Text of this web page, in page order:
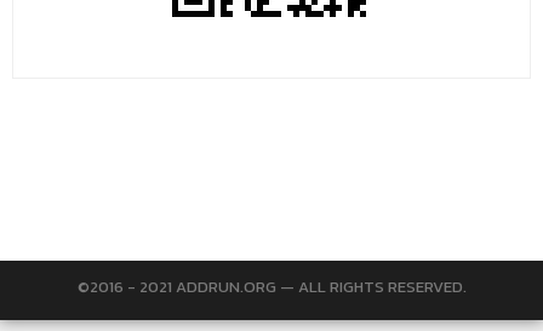
©2016 - 2021 ADDRUN.ORG — ALL RIGHTS RESERVED.